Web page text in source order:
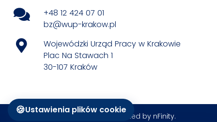
+48 12 424 07 01
bz@wup-krakow.pl
Wojewódzki Urząd Pracy w Krakowie
Plac Na Stawach 1
30-107 Kraków
All rights reserved © Created by nFinity.
🍪Ustawienia plików cookie